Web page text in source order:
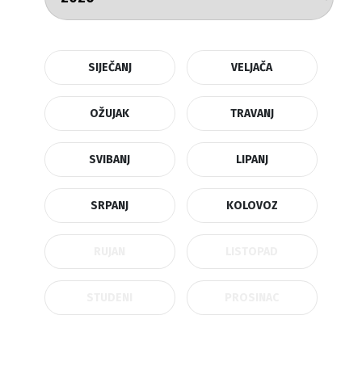
SIJEČANJ VELJAČA
OŽUJAK TRAVANJ
SVIBANJ LIPANJ
SRPANJ KOLOVOZ